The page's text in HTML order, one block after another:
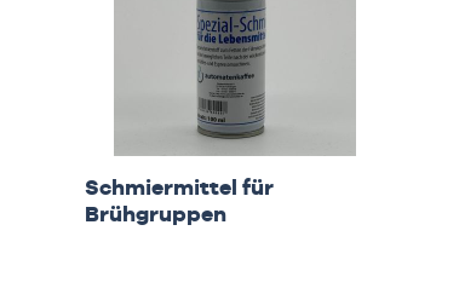
Schmiermittel für
Brühgruppen